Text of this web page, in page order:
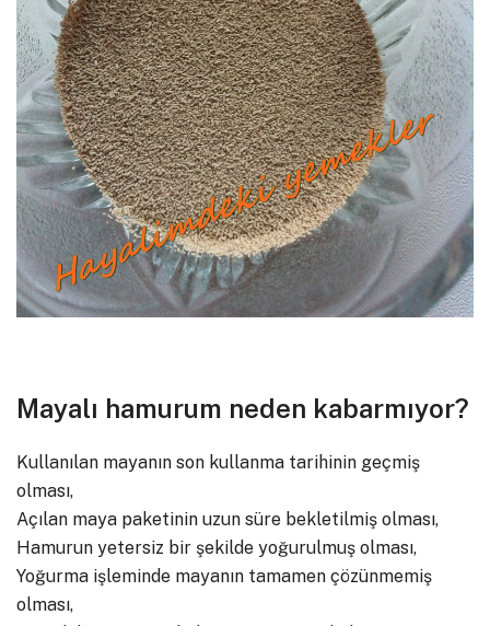
Mayalı hamurum neden kabarmıyor?
Kullanılan mayanın son kullanma tarihinin geçmiş
olması,
Açılan maya paketinin uzun süre bekletilmiş olması,
Hamurun yetersiz bir şekilde yoğurulmuş olması,
Yoğurma işleminde mayanın tamamen çözünmemiş
olması,